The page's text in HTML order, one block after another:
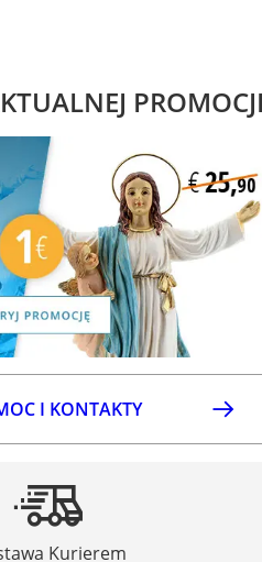
I KONTAKTY
Kurierem